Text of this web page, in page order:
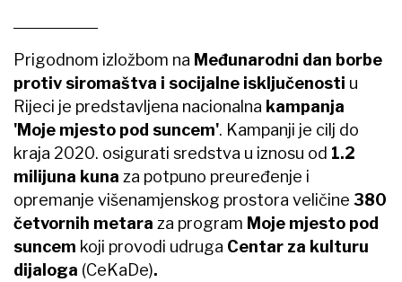
Prigodnom izložbom na Međunarodni dan borbe
protiv siromaštva i socijalne isključenosti u
Rijeci je predstavljena nacionalna kampanja
'Moje mjesto pod suncem'. Kampanji je cilj do
kraja 2020. osigurati sredstva u iznosu od 1.2
milijuna kuna za potpuno preuređenje i
opremanje višenamjenskog prostora veličine 380
četvornih metara za program Moje mjesto pod
suncem koji provodi udruga Centar za kulturu
dijaloga (CeKaDe).